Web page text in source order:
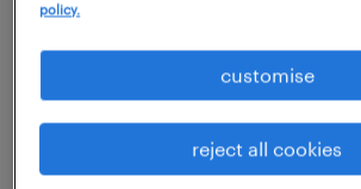
praktycznego doświadczenia w
globalnej firmy farmaceutycznej
poznanie międzynarodowych
regulacyjnych. Program
studentów wyższych lat oraz
policy.
reject all cookies
customise